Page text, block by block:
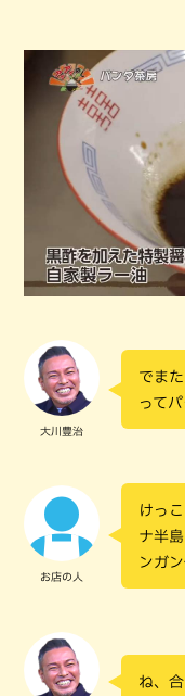
大川豊治
でま
って
お店の人
けっ
ナ半
ンガ
ね、